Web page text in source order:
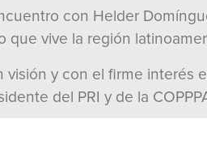
con Helder
que vive la región
visión y con el firme
del PRI y de la